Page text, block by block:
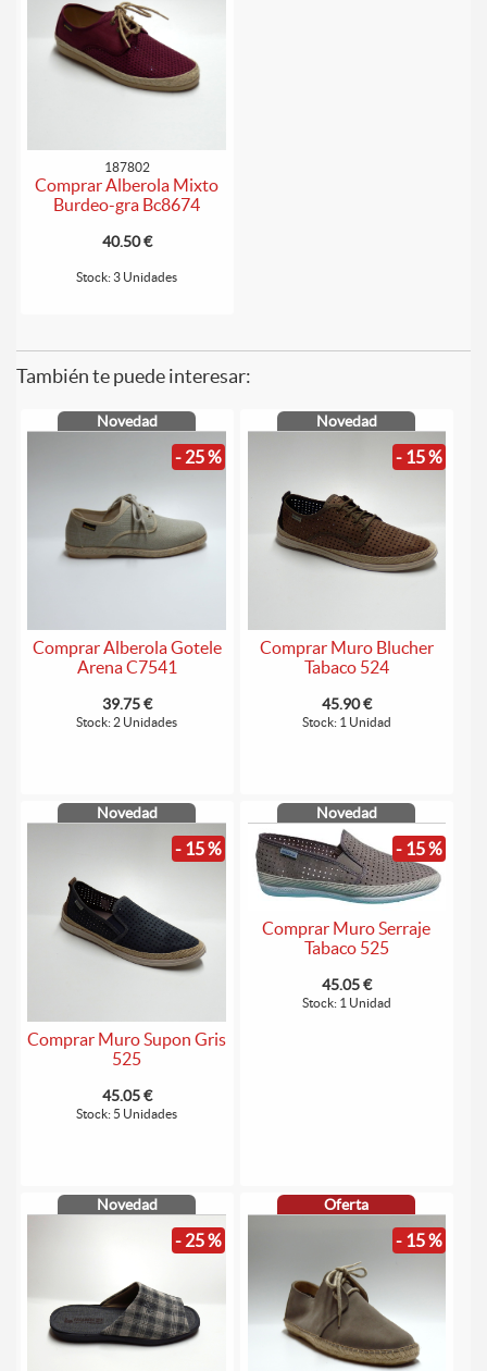
187802
Comprar Alberola Mixto
Burdeo-gra Bc8674
40.50 €
Stock: 3 Unidades
También te puede interesar:
Novedad
- 25 %
Comprar Alberola Gotele
Arena C7541
39.75 €
Stock: 2 Unidades
Novedad
- 15 %
Comprar Muro Blucher
Tabaco 524
45.90 €
Stock: 1 Unidad
Novedad
- 15 %
Comprar Muro Supon Gris
525
45.05 €
Stock: 5 Unidades
Novedad
- 15 %
Comprar Muro Serraje
Tabaco 525
45.05 €
Stock: 1 Unidad
Novedad
- 25 %
Oferta
- 15 %